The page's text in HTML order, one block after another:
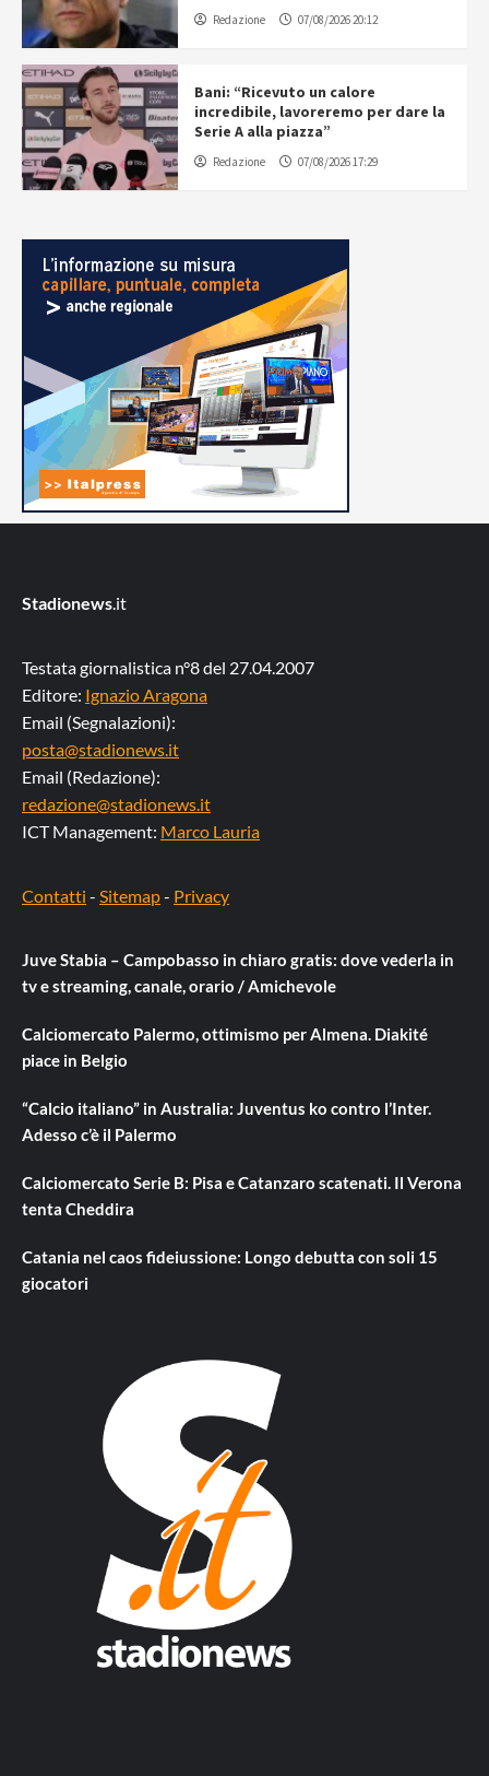
Redazione 07/08/2026 20:12
Bani: “Ricevuto un calore
incredibile, lavoreremo per dare la
Serie A alla piazza”
Redazione 07/08/2026 17:29
Stadionews .it
Testata giornalistica n°8 del 27.04.2007
Editore: Ignazio Aragona
Email (Segnalazioni):
posta@stadionews.it
Email (Redazione):
redazione@stadionews.it
ICT Management: Marco Lauria
Contatti - Sitemap- Privacy
Juve Stabia – Campobasso in chiaro gratis: dove vederla in
tv e streaming, canale, orario / Amichevole
Calciomercato Palermo, ottimismo per Almena. Diakité
piace in Belgio
“Calcio italiano” in Australia: Juventus ko contro l’Inter.
Adesso c’è il Palermo
Calciomercato Serie B: Pisa e Catanzaro scatenati. Il Verona
tenta Cheddira
Catania nel caos fideiussione: Longo debutta con soli 15
giocatori